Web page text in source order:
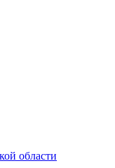
области